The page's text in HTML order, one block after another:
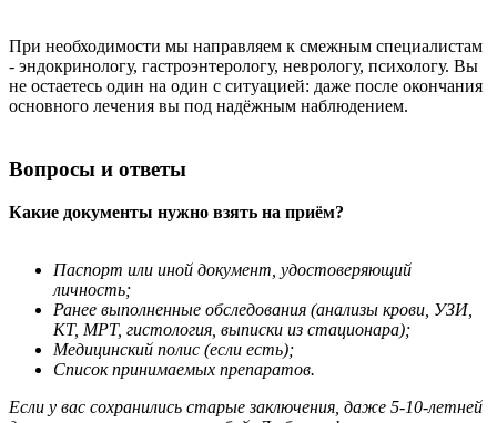
При необходимости мы направляем к смежным специалистам
- эндокринологу, гастроэнтерологу, неврологу, психологу. Вы
не остаетесь один на один с ситуацией: даже после окончания
основного лечения вы под надёжным наблюдением.
Вопросы и ответы
Какие документы нужно взять на приём?
Паспорт или иной документ, удостоверяющий
личность;
Ранее выполненные обследования (анализы крови, УЗИ,
КТ, МРТ, гистология, выписки из стационара);
Медицинский полис (если есть);
Список принимаемых препаратов.
Если у вас сохранились старые заключения, даже 5-10‑летней